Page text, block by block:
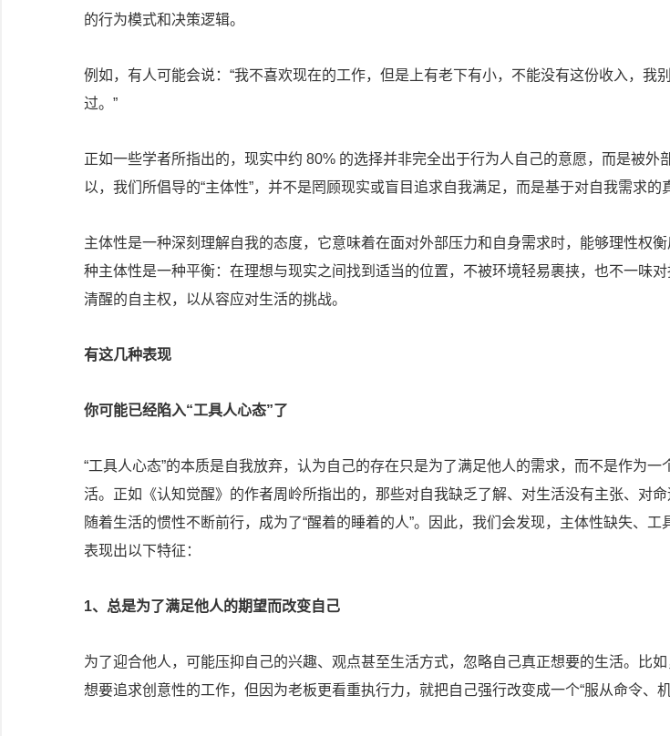
的行为模式和决策逻辑。
例如，有人可能会说：“我不喜欢现在的工作，但是上有老下有小，不能没有这份收入，我
过。”
正如一些学者所指出的，现实中约 80% 的选择并非完全出于行为人自己的意愿，而是被外
以，我们所倡导的“主体性”，并不是罔顾现实或盲目追求自我满足，而是基于对自我需求的
主体性是一种深刻理解自我的态度，它意味着在面对外部压力和自身需求时，能够理性权
种主体性是一种平衡：在理想与现实之间找到适当的位置，不被环境轻易裹挟，也不一味
清醒的自主权，以从容应对生活的挑战。
有这几种表现
你可能已经陷入“工具人心态”了
“工具人心态”的本质是自我放弃，认为自己的存在只是为了满足他人的需求，而不是作为一
活。正如《认知觉醒》的作者周岭所指出的，那些对自我缺乏了解、对生活没有主张、对
随着生活的惯性不断前行，成为了“醒着的睡着的人”。因此，我们会发现，主体性缺失、工
表现出以下特征：
1、 总是为了满足他人的期望而改变自己
为了迎合他人，可能压抑自己的兴趣、观点甚至生活方式，忽略自己真正想要的生活。比
想要追求创意性的工作，但因为老板更看重执行力，就把自己强行改变成一个“服从命令、机